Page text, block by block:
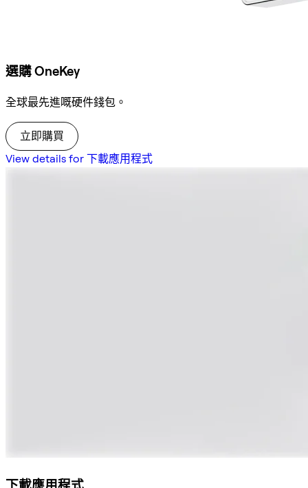
選購 OneKey
全球最先進嘅硬件錢包。
立即購買
View details for 下載應用程式
下載應用程式